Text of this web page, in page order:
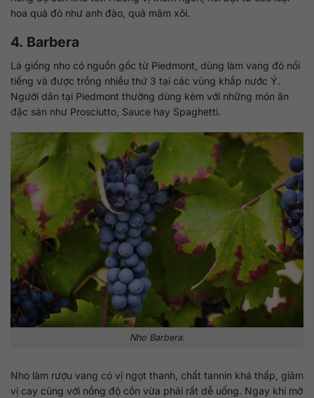
hoa quả đỏ như anh đào, quả mâm xôi.
4. Barbera
Là giống nho có nguồn gốc từ Piedmont, dùng làm vang đỏ nổi
tiếng và được trồng nhiều thứ 3 tại các vùng khắp nước Ý.
Người dân tại Piedmont thường dùng kèm với những món ăn
đặc sản như Prosciutto, Sauce hay Spaghetti.
Nho Barbera.
Nho làm rượu vang có vị ngọt thanh, chất tannin khá thấp, giảm
vị cay cùng với nồng độ cồn vừa phải rất dễ uống. Ngay khi mở